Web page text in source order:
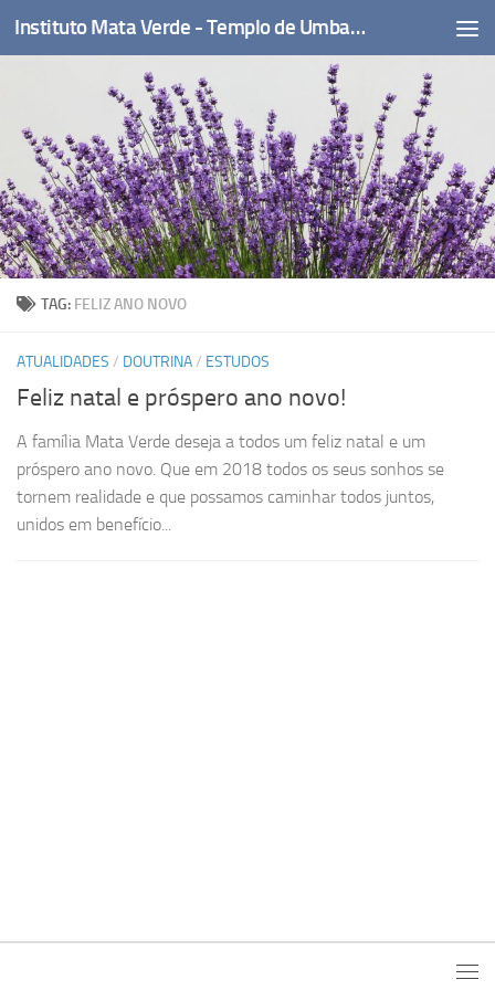
Skip to content Instituto Mata Verde - Templo de Umbanda
TAG: FELIZ ANO NOVO
ATUALIDADES / DOUTRINA/ ESTUDOS
Feliz natal e próspero ano novo!
A família Mata Verde deseja a todos um feliz natal e um
próspero ano novo. Que em 2018 todos os seus sonhos se
tornem realidade e que possamos caminhar todos juntos,
unidos em benefício...